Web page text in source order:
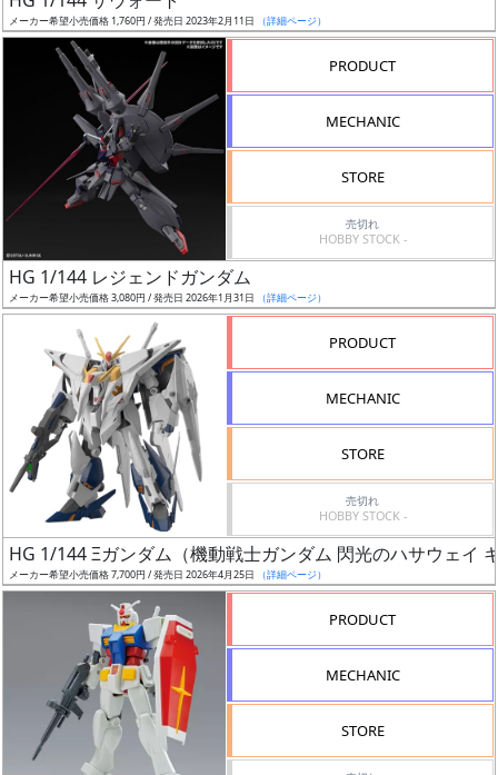
ズ・
タ
状
売
切
始
前
抽
選
中
メーカー希望小売価格 1,760円 / 発売日 2023年2月11日 （詳細ページ）
PRODUCT
MECHANIC
STORE
売切れ
HOBBY STOCK -
HG 1/144 レジェンドガンダム
メーカー希望小売価格 3,080円 / 発売日 2026年1月31日 （詳細ページ）
PRODUCT
MECHANIC
STORE
売切れ
HOBBY STOCK -
HG 1/144 Ξガンダム（機動戦士ガンダム 閃光のハサウェイ
メーカー希望小売価格 7,700円 / 発売日 2026年4月25日 （詳細ページ）
PRODUCT
MECHANIC
STORE